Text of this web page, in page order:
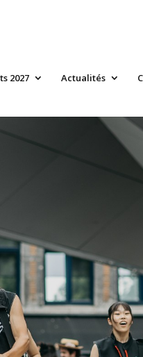
2027 Actualités